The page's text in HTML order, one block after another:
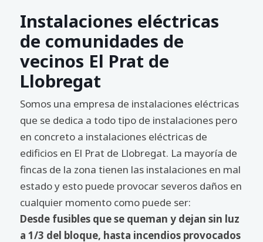
Instalaciones eléctricas
de comunidades de
vecinos El Prat de
Llobregat
Somos una empresa de instalaciones eléctricas
que se dedica a todo tipo de instalaciones pero
en concreto a instalaciones eléctricas de
edificios en El Prat de Llobregat. La mayoría de
fincas de la zona tienen las instalaciones en mal
estado y esto puede provocar severos daños en
cualquier momento como puede ser:
Desde fusibles que se queman y dejan sin luz
a 1/3 del bloque, hasta incendios provocados